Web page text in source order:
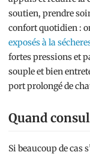
soutien, prendre
confort quotidien :
exposés à la
fortes pressions et
souple et bien
port prolongé de
Quand
Si beaucoup de cas